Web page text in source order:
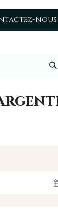
nous